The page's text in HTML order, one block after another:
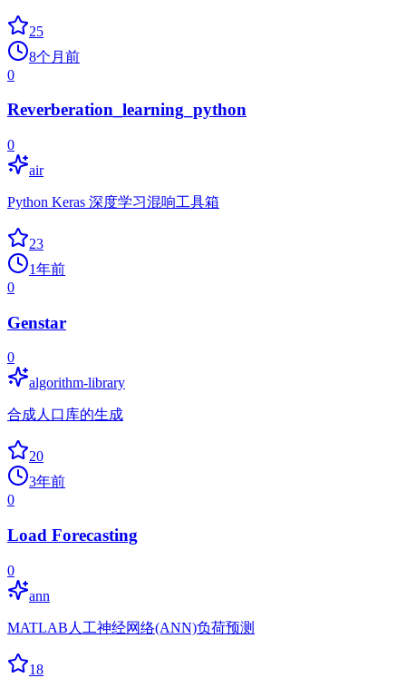
25
8个月前
0
Reverberation_learning_python
0
air
Python Keras 深度学习混响工具箱
23
1年前
0
Genstar
0
algorithm-library
合成人口库的生成
20
3年前
0
Load Forecasting
0
ann
MATLAB人工神经网络(ANN)负荷预测
18